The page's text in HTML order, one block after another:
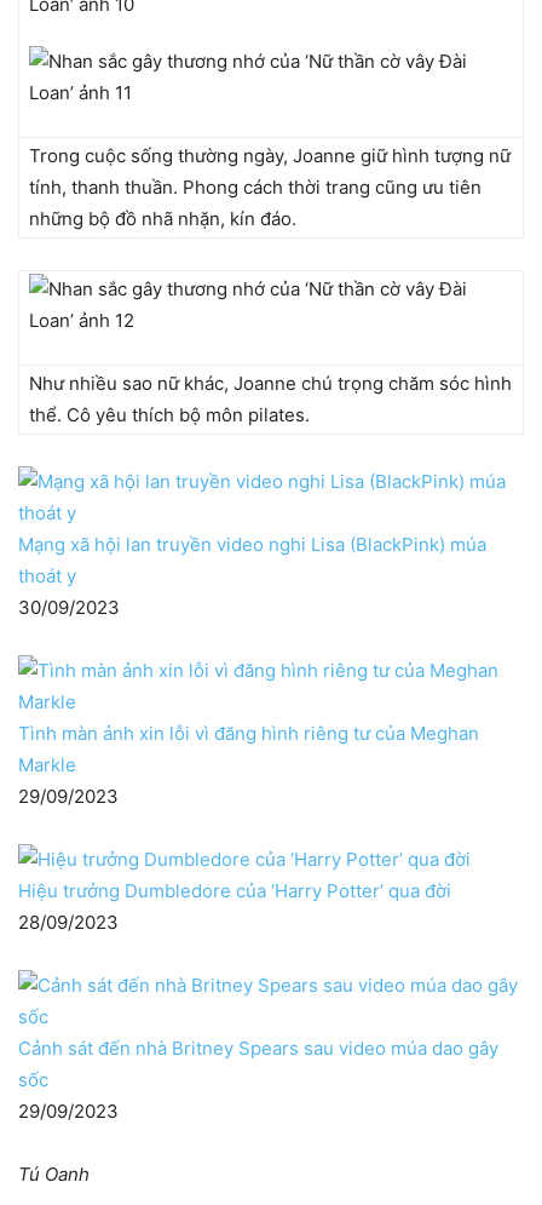
Trong cuộc sống thường ngày, Joanne giữ hình tượng nữ
tính, thanh thuần. Phong cách thời trang cũng ưu tiên
những bộ đồ nhã nhặn, kín đáo.
Như nhiều sao nữ khác, Joanne chú trọng chăm sóc hình
thể. Cô yêu thích bộ môn pilates.
Mạng xã hội lan truyền video nghi Lisa (BlackPink) múa
thoát y
30/09/2023
Tình màn ảnh xin lỗi vì đăng hình riêng tư của Meghan
Markle
29/09/2023
Hiệu trưởng Dumbledore của ‘Harry Potter’ qua đời
28/09/2023
Cảnh sát đến nhà Britney Spears sau video múa dao gây
sốc
29/09/2023
Tú Oanh